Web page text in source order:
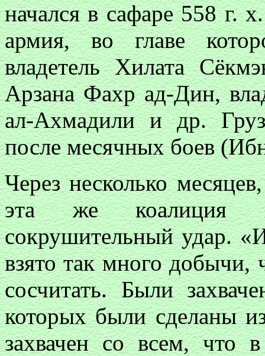
начался в сафаре 558 г.
армия, во главе
владетель Хилата
Арзана Фахр ад-Дин,
ал-Ахмадили и др.
после месячных боев
Через несколько
эта же коалиция
сокрушительный удар.
взято так много добычи,
сосчитать. Были
которых были сделаны
захвачен со всем, что